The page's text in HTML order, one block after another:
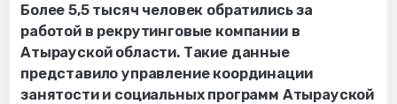
Более 5,5 тысяч человек обратились за
работой в рекрутинговые компании в
Атырауской области. Такие данные
представило управление координации
занятости и социальных программ Атырауской